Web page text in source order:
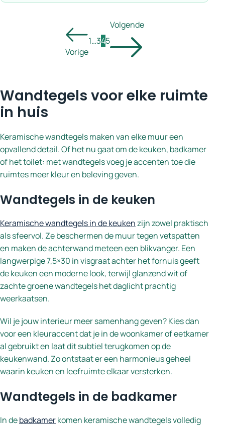
Vorige
1…345
Volgende
Wandtegels voor elke ruimte
in huis
Keramische wandtegels maken van elke muur een
opvallend detail. Of het nu gaat om de keuken, badkamer
of het toilet: met wandtegels voeg je accenten toe die
ruimtes meer kleur en beleving geven.
Wandtegels in de keuken
Keramische wandtegels in de keukenzijn zowel praktisch
als sfeervol. Ze beschermen de muur tegen vetspatten
en maken de achterwand meteen een blikvanger. Een
langwerpige 7,5×30 in visgraat achter het fornuis geeft
de keuken een moderne look, terwijl glanzend wit of
zachte groene wandtegels het daglicht prachtig
weerkaatsen.
Wil je jouw interieur meer samenhang geven? Kies dan
voor een kleuraccent dat je in de woonkamer of eetkamer
al gebruikt en laat dit subtiel terugkomen op de
keukenwand. Zo ontstaat er een harmonieus geheel
waarin keuken en leefruimte elkaar versterken.
Wandtegels in de badkamer
In debadkamerkomen keramische wandtegels volledig